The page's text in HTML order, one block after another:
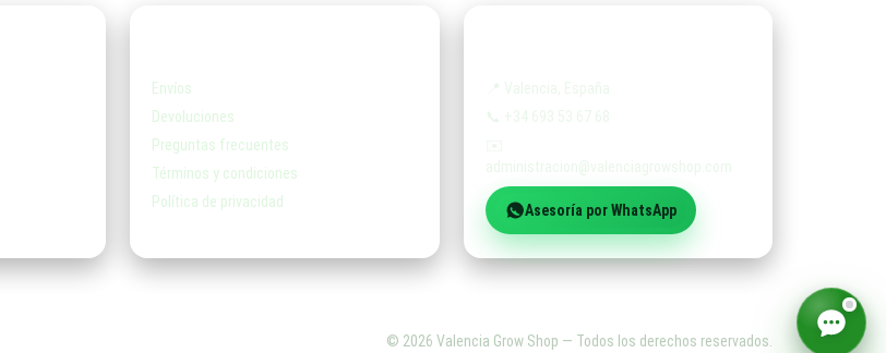
Envíos
Devoluciones
Preguntas frecuentes
Términos y condiciones
Política de privacidad
Asesoría por WhatsApp
© 2026 Valencia Grow Shop — Todos los derechos reservados.